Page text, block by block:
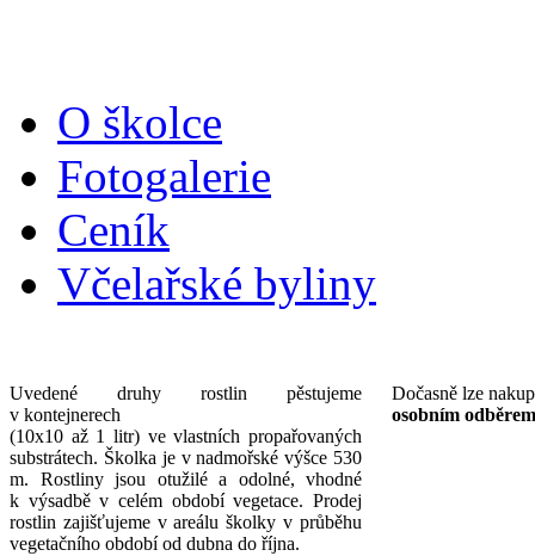
O školce
Fotogalerie
Ceník
Včelařské byliny
Uvedené druhy rostlin pěstujeme
v kontejnerech
(10x10 až 1 litr) ve vlastních propařovaných
substrátech. Školka je v nadmořské výšce 530
m. Rostliny jsou otužilé a odolné, vhodné
k výsadbě v celém období vegetace. Prodej
rostlin zajišťujeme v areálu školky v průběhu
vegetačního období od dubna do října.
Dočasně lze
osobním